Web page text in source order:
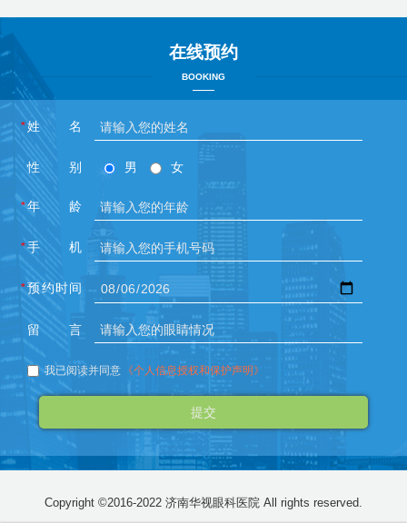
在线预约
BOOKING
*姓名
性别 男 女
*年龄
*手机
*预约时间
留言
我已阅读并同意 《个人信息授权和保护声明》
Copyright ©2016-2022 济南华视眼科医院 All rights reserved.